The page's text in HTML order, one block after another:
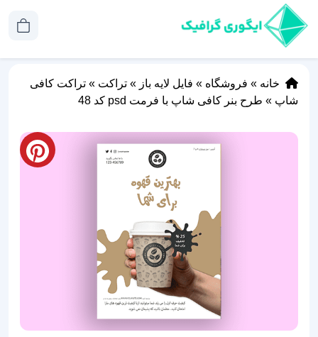
خانه » فروشگاه » فایل لایه باز » تراکت » تراکت کافی
شاپ » طرح بنر کافی شاپ با فرمت psd کد 48